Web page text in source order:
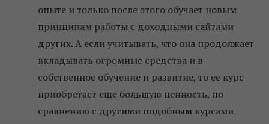
опыте и только после этого обучает новым
принципам работы с доходными сайтами
других. А если учитывать, что она продолжает
вкладывать огромные средства и в
собственное обучение и развитие, то ее курс
приобретает еще большую ценность, по
сравнению с другими подобным курсами.